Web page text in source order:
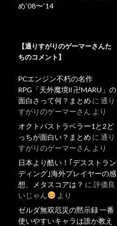
め’08〜’14
【通りすがりのゲーマーさんた
ちのコメント】
PCエンジン不朽の名作
RPG「天外魔境II 卍MARU」の
面白さって何？まとめ に 通り
すがりのゲーマーさん より
オクトパストラベラー1と2ど
っちが面白い？まとめ に 通り
すがりのゲーマーさん より
日本より酷い！｢デスストラン
ディング｣海外プレイヤーの感
想、メタスコアは？ に 評価良
いじゃん
より
ゼルダ無双厄災の黙示録 一番
使いやすいキャラは誰か教え